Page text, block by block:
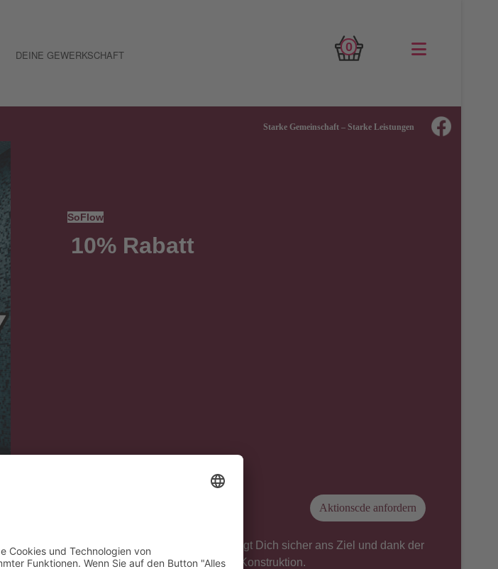
DEINE GEWERKSCHAFT
0
Starke Gemeinschaft – Starke Leistungen
SoFlow
10% Rabatt
Aktionscde anfordern
Komfort in raffiniertem Design. SoFlow bringt Dich sicher ans Ziel und dank der
ein problemloses Pendeln sorgt die leichte Konstruktion.